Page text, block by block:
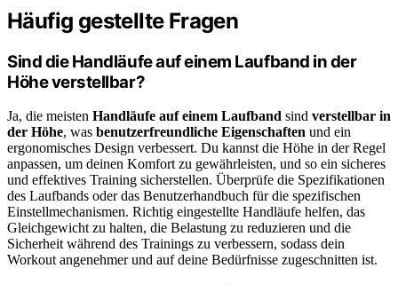
Häufig gestellte Fragen
Sind die Handläufe auf einem Laufband in der
Höhe verstellbar?
Ja, die meisten Handläufe auf einem Laufband sind verstellbar in
der Höhe, was benutzerfreundliche Eigenschaften und ein
ergonomisches Design verbessert. Du kannst die Höhe in der Regel
anpassen, um deinen Komfort zu gewährleisten, und so ein sicheres
und effektives Training sicherstellen. Überprüfe die Spezifikationen
des Laufbands oder das Benutzerhandbuch für die spezifischen
Einstellmechanismen. Richtig eingestellte Handläufe helfen, das
Gleichgewicht zu halten, die Belastung zu reduzieren und die
Sicherheit während des Trainings zu verbessern, sodass dein
Workout angenehmer und auf deine Bedürfnisse zugeschnitten ist.